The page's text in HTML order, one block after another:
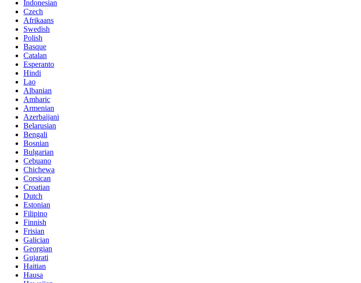
Indonesian
Czech
Afrikaans
Swedish
Polish
Basque
Catalan
Esperanto
Hindi
Lao
Albanian
Amharic
Armenian
Azerbaijani
Belarusian
Bengali
Bosnian
Bulgarian
Cebuano
Chichewa
Corsican
Croatian
Dutch
Estonian
Filipino
Finnish
Frisian
Galician
Georgian
Gujarati
Haitian
Hausa